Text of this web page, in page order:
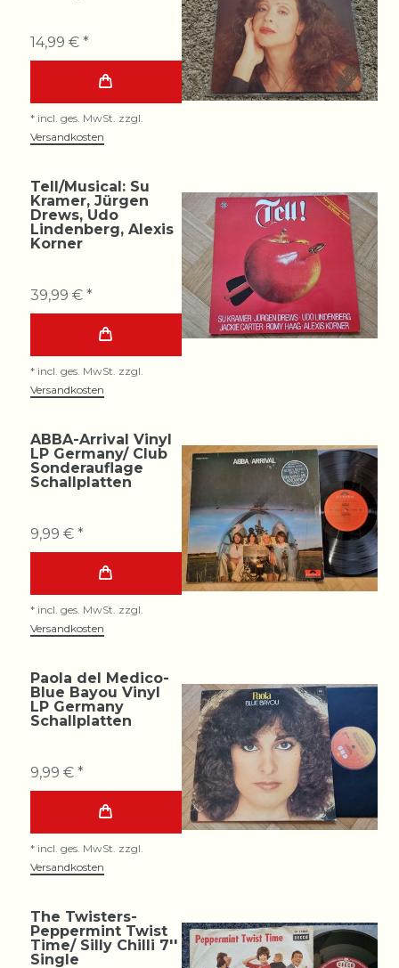
14,99 € *
* incl. ges. MwSt. zzgl.
Versandkosten
Tell/Musical: Su
Kramer, Jürgen
Drews, Udo
Lindenberg, Alexis
Korner
39,99 € *
* incl. ges. MwSt. zzgl.
Versandkosten
ABBA-Arrival Vinyl
LP Germany/ Club
Sonderauflage
Schallplatten
9,99 € *
* incl. ges. MwSt. zzgl.
Versandkosten
Paola del Medico-
Blue Bayou Vinyl
LP Germany
Schallplatten
9,99 € *
* incl. ges. MwSt. zzgl.
Versandkosten
The Twisters-
Peppermint Twist
Time/ Silly Chilli 7''
Single